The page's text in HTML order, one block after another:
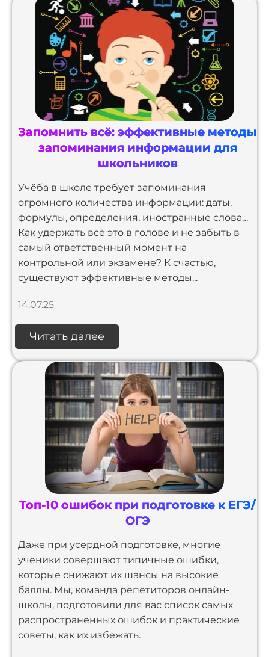
Запомнить всё: эффективные методы
запоминания информации для
школьников
Учёба в школе требует запоминания
огромного количества информации: даты,
формулы, определения, иностранные слова…
Как удержать всё это в голове и не забыть в
самый ответственный момент на
контрольной или экзамене? К счастью,
существуют эффективные методы...
14.07.25
Читать далее
Топ-10 ошибок при подготовке к ЕГЭ/
ОГЭ
Даже при усердной подготовке, многие
ученики совершают типичные ошибки,
которые снижают их шансы на высокие
баллы. Мы, команда репетиторов онлайн-
школы, подготовили для вас список самых
распространенных ошибок и практические
советы, как их избежать.